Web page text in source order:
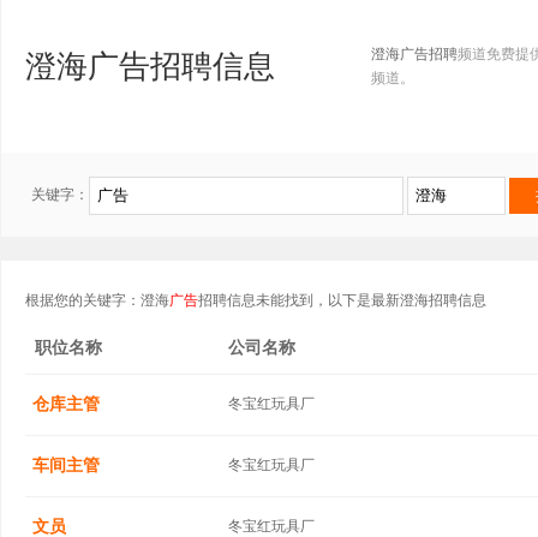
澄海广告招聘信息 澄海广告招聘频道免费提
频道。
关键字：
根据您的关键字：澄海广告招聘信息未能找到，以下是最新澄海招聘信息
职位名称 公司名称
仓库主管 冬宝红玩具厂
车间主管 冬宝红玩具厂
文员 冬宝红玩具厂